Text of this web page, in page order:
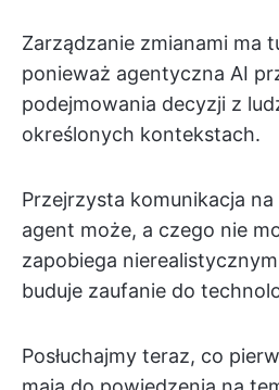
Zarządzanie zmianami ma
ponieważ agentyczna AI
podejmowania decyzji z
określonych kontekstach.
Przejrzysta komunikacja
agent może, a czego nie
zapobiega
buduje zaufanie do
Posłuchajmy teraz, co